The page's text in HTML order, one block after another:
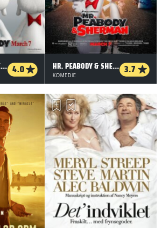
HR. PEABODY & SHERMAN - ORG. VERS. - 3 D 4.0 HR. PEABODY & SHERMAN - ORG. VERS. - 2 D 3.7
KOMEDIE